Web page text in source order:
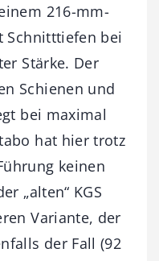
216-mm-
Schnitttiefen bei
Stärke. Der
Schienen und
bei maximal
hat hier trotz
keinen
„alten“ KGS
Variante, der
der Fall (92